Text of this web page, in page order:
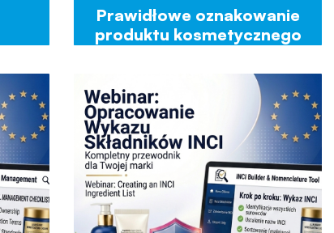
Prawidłowe oznakowanie
produktu kosmetycznego